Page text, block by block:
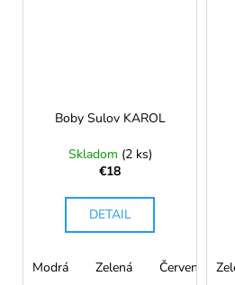
Boby Sulov KAROL
Skladom (2 ks)
€18
DETAIL
Modrá Zelená Červená